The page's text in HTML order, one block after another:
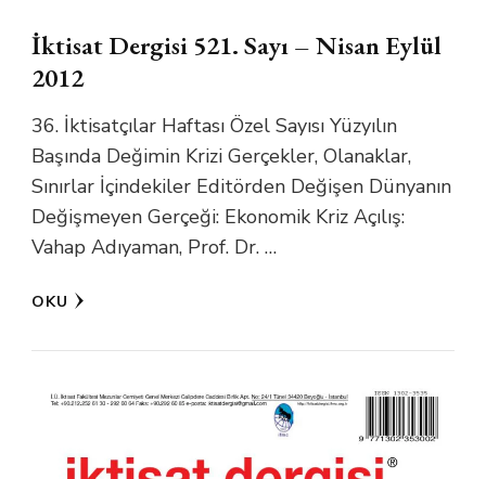
İktisat Dergisi 521. Sayı – Nisan Eylül
2012
36. İktisatçılar Haftası Özel Sayısı Yüzyılın
Başında Değimin Krizi Gerçekler, Olanaklar,
Sınırlar İçindekiler Editörden Değişen Dünyanın
Değişmeyen Gerçeği: Ekonomik Kriz Açılış:
Vahap Adıyaman, Prof. Dr. …
OKU